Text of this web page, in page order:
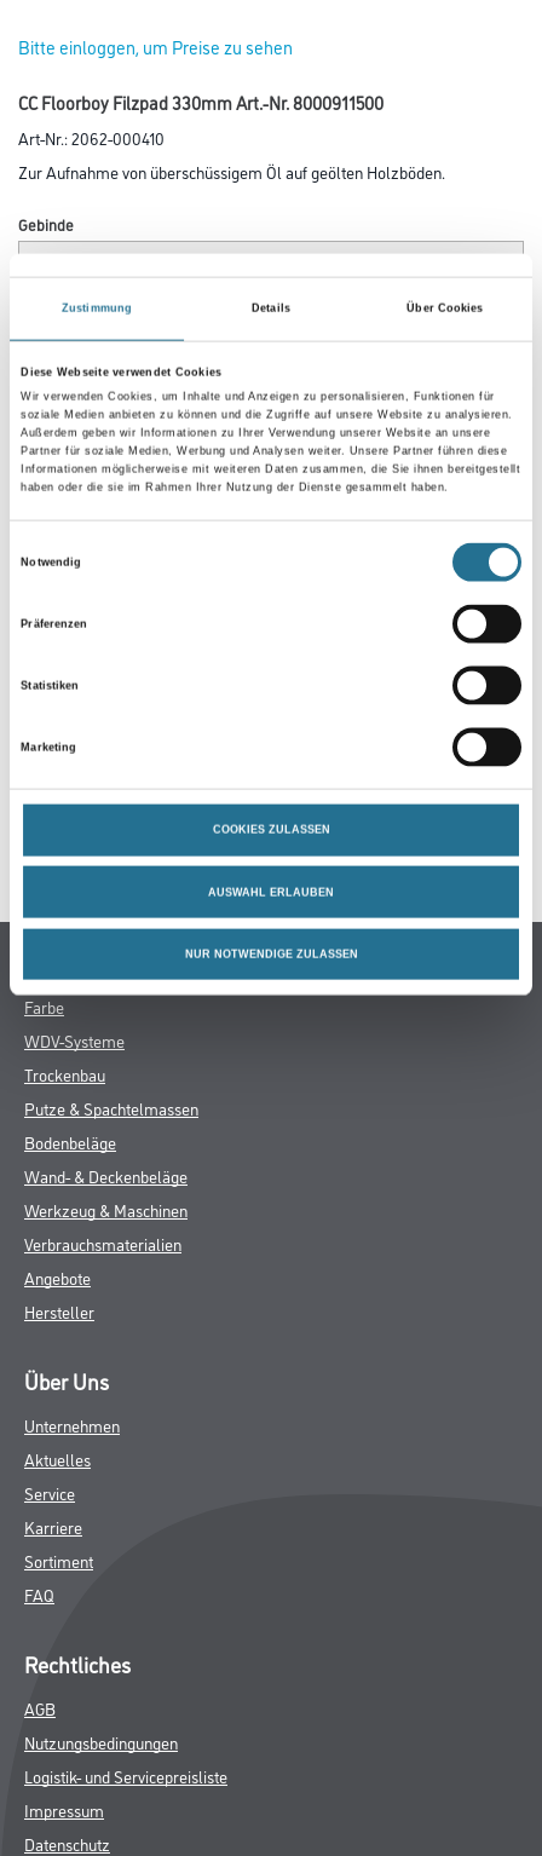
Zustimmung Details Über Cookies
Diese Webseite verwendet Cookies
Wir verwenden Cookies, um Inhalte und Anzeigen zu personalisieren, Funktionen für
soziale Medien anbieten zu können und die Zugriffe auf unsere Website zu analysieren.
Außerdem geben wir Informationen zu Ihrer Verwendung unserer Website an unsere
Partner für soziale Medien, Werbung und Analysen weiter. Unsere Partner führen diese
Informationen möglicherweise mit weiteren Daten zusammen, die Sie ihnen bereitgestellt
haben oder die sie im Rahmen Ihrer Nutzung der Dienste gesammelt haben.
Notwendig
Präferenzen
Statistiken
Marketing
COOKIES ZULASSEN
AUSWAHL ERLAUBEN
NUR NOTWENDIGE ZULASSEN
Bitte einloggen, um Preise zu sehen
CC Floorboy Filzpad 330mm Art.-Nr. 8000911500
Art-Nr.:2062-000410
Zur Aufnahme von überschüssigem Öl auf geölten Holzböden.
Gebinde
Umrechnungsfaktoren
GEFAHRENHINWEISE
DATENBLÄTTER
Farbe
WDV-Systeme
Trockenbau
Putze & Spachtelmassen
Bodenbeläge
Wand- & Deckenbeläge
Werkzeug & Maschinen
Verbrauchsmaterialien
Angebote
Hersteller
Über Uns
Unternehmen
Aktuelles
Service
Karriere
Sortiment
FAQ
Rechtliches
AGB
Nutzungsbedingungen
Logistik- und Servicepreisliste
Impressum
Datenschutz